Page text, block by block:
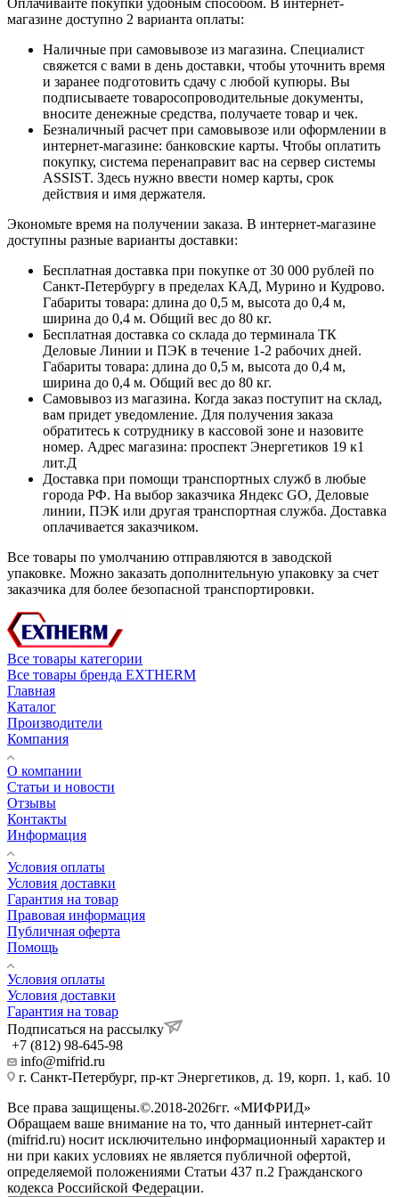
магазине доступно 2 варианта оплаты:
Наличные при самовывозе из магазина. Специалист
свяжется с вами в день доставки, чтобы уточнить время
и заранее подготовить сдачу с любой купюры. Вы
подписываете товаросопроводительные документы,
вносите денежные средства, получаете товар и чек.
Безналичный расчет при самовывозе или оформлении в
интернет-магазине: банковские карты. Чтобы оплатить
покупку, система перенаправит вас на сервер системы
ASSIST. Здесь нужно ввести номер карты, срок
действия и имя держателя.
Экономьте время на получении заказа. В интернет-магазине
доступны разные варианты доставки:
Бесплатная доставка при покупке от 30 000 рублей по
Санкт-Петербургу в пределах КАД, Мурино и Кудрово.
Габариты товара: длина до 0,5 м, высота до 0,4 м,
ширина до 0,4 м. Общий вес до 80 кг.
Бесплатная доставка со склада до терминала ТК
Деловые Линии и ПЭК в течение 1-2 рабочих дней.
Габариты товара: длина до 0,5 м, высота до 0,4 м,
ширина до 0,4 м. Общий вес до 80 кг.
Самовывоз из магазина. Когда заказ поступит на склад,
вам придет уведомление. Для получения заказа
обратитесь к сотруднику в кассовой зоне и назовите
номер. Адрес магазина: проспект Энергетиков 19 к1
лит.Д
Доставка при помощи транспортных служб в любые
города РФ. На выбор заказчика Яндекс GO, Деловые
линии, ПЭК или другая транспортная служба. Доставка
оплачивается заказчиком.
Все товары по умолчанию отправляются в заводской
упаковке. Можно заказать дополнительную упаковку за счет
заказчика для более безопасной транспортировки.
Все товары категории
Все товары бренда EXTHERM
Главная
Каталог
Производители
Компания
О компании
Статьи и новости
Отзывы
Контакты
Информация
Условия оплаты
Условия доставки
Гарантия на товар
Правовая информация
Публичная оферта
Помощь
Условия оплаты
Условия доставки
Гарантия на товар
Подписаться на рассылку
+7 (812) 98-645-98
info@mifrid.ru
г. Санкт-Петербург, пр-кт Энергетиков, д. 19, корп. 1, каб. 10
Все права защищены.©.2018-2026гг. «МИФРИД»
Обращаем ваше внимание на то, что данный интернет-сайт
(mifrid.ru) носит исключительно информационный характер и
ни при каких условиях не является публичной офертой,
определяемой положениями Статьи 437 п.2 Гражданского
кодекса Российской Федерации.